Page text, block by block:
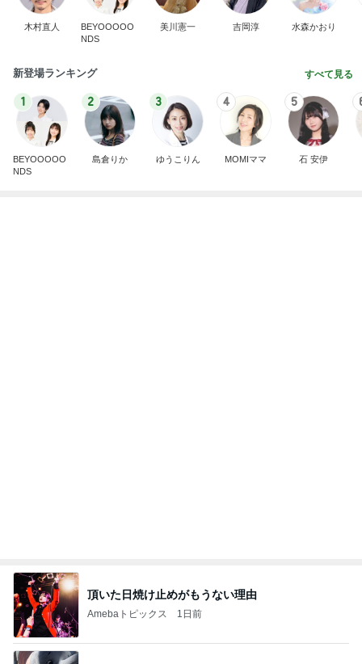
木村直人
BEYOOOOO
NDS
美川憲一 吉岡淳 水森かおり
新登場ランキング すべて見る
1
BEYOOOOO
NDS
2
島倉りか
3
ゆうこりん
4
MOMIママ
5
石 安伊
頂いた日焼け止めがもうない理由
Amebaトピックス 1日前